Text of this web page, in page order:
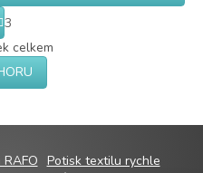
n
3
celkem
Potisk textilu rychle